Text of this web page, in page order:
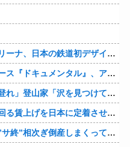
フェラーリを手がけたピニンファリーナ、日本の鉄道初デザイン。南海電鉄が新たな空港特急をなにわ筋線へ導入
【芸能】松本人志企画・プロデュース『ドキュメンタル』、アメリカで初の制作が決定
登山家「山で迷ったらとりあえず登れ」登山家「沢を見つけて下山しろ」←これ結局どっちが正解なの？
【政府】高市総理「物価上昇を上回る賃上げを日本に定着させる」 国家公務員月給3.51％増へ 人事院の勧告を受け
【悲報】スマホゲーム会社さん、”サ終”相次ぎ倒産しまくってる模様